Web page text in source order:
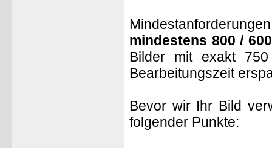
mindestens 800 /
Bilder mit exakt
Bearbeitungszeit
Bevor wir Ihr Bild
folgender Punkte: